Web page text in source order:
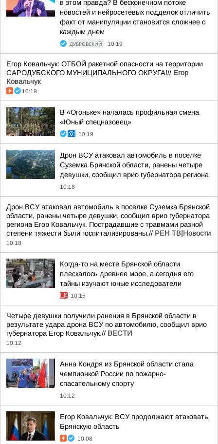
в этом правда? В бесконечном потоке
новостей и нейросетевых подделок отличить
факт от манипуляции становится сложнее с
каждым днем
ДУБРОВСКИЙ 10:19
Егор Ковальчук: ОТБОЙ ракетной опасности на территории
САРОДУБСКОГО МУНИЦИПАЛЬНОГО ОКРУГА!// Егор
Ковальчук
10:19
В «Огоньке» началась профильная смена
«Юный спецназовец»
10:19
Дрон ВСУ атаковал автомобиль в поселке
Суземка Брянской области, ранены четыре
девушки, сообщил врио губернатора региона
10:18
Дрон ВСУ атаковал автомобиль в поселке Суземка Брянской
области, ранены четыре девушки, сообщил врио губернатора
региона Егор Ковальчук. Пострадавшие с травмами разной
степени тяжести были госпитализированы.// РЕН ТВ|Новости
10:18
Когда-то на месте Брянской области
плескалось древнее море, а сегодня его
тайны изучают юные исследователи
10:15
Четыре девушки получили ранения в Брянской области в
результате удара дрона ВСУ по автомобилю, сообщил врио
губернатора Егор Ковальчук.// ВЕСТИ
10:12
Анна Кондря из Брянской области стала
чемпионкой России по пожарно-
спасательному спорту
10:12
Егор Ковальчук: ВСУ продолжают атаковать
Брянскую область
10:08